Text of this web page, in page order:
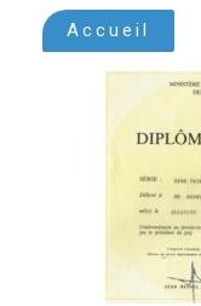
Accueil